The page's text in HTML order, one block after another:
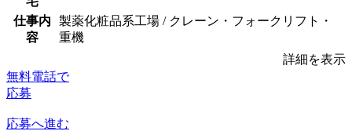
仕事内
容
製薬化粧品系工場 / クレーン・フォークリフト・
重機
詳細を表示
無料電話で
応募
応募へ進む